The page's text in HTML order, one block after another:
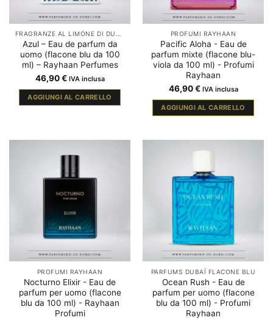
FRAGRANZE AL LIMONE DI DUBAI
Azul – Eau de parfum da
uomo (flacone blu da 100
ml) – Rayhaan Perfumes
46,90€ IVA inclusa
AGGIUNGI AL CARRELLO
PROFUMI RAYHAAN
Pacific Aloha - Eau de
parfum mixte (flacone blu-
viola da 100 ml) - Profumi
Rayhaan
46,90€ IVA inclusa
AGGIUNGI AL CARRELLO
PROFUMI RAYHAAN
Nocturno Elixir - Eau de
parfum per uomo (flacone
blu da 100 ml) - Rayhaan
Profumi
PARFUMS DUBAÏ FLACONE BLU
Ocean Rush - Eau de
parfum per uomo (flacone
blu da 100 ml) - Profumi
Rayhaan